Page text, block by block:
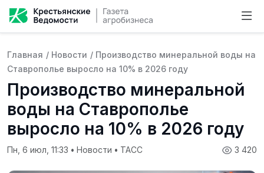
Главная / Новости / Производство минеральной воды на
Ставрополье выросло на 10% в 2026 году
Производство минеральной
воды на Ставрополье
выросло на 10% в 2026 году
3 420
Пн, 6 июл, 11:33 • Новости • ТАСС